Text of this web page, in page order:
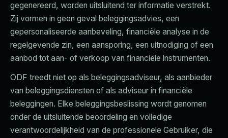
gegenereerd, worden uitsluitend ter informatie verstrekt.
Zij vormen in geen geval beleggingsadvies, een
gepersonaliseerde aanbeveling, financiële analyse in de
regelgevende zin, een aansporing, een uitnodiging of een
aanbod tot aan- of verkoop van financiële instrumenten.
ODF treedt niet op als beleggingsadviseur, als aanbieder
van beleggingsdiensten of als adviseur in financiële
beleggingen. Elke beleggingsbeslissing wordt genomen
onder de uitsluitende beoordeling en volledige
verantwoordelijkheid van de professionele Gebruiker, die